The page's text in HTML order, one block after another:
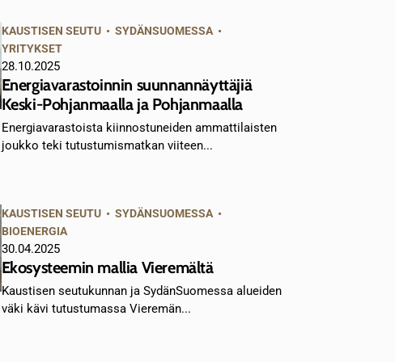
KAUSTISEN SEUTU• SYDÄNSUOMESSA•
YRITYKSET
28.10.2025
Energiavarastoinnin suunnannäyttäjiä
Keski-Pohjanmaalla ja Pohjanmaalla
Energiavarastoista kiinnostuneiden ammattilaisten
joukko teki tutustumismatkan viiteen...
KAUSTISEN SEUTU• SYDÄNSUOMESSA•
BIOENERGIA
30.04.2025
Ekosysteemin mallia Vieremältä
Kaustisen seutukunnan ja SydänSuomessa alueiden
väki kävi tutustumassa Vieremän...